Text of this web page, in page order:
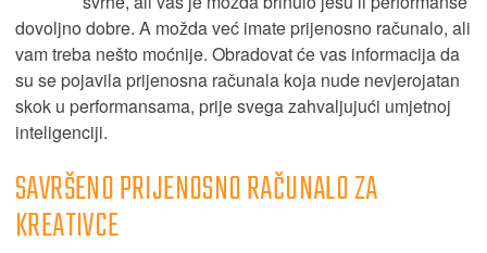
dovoljno dobre. A možda već imate prijenosno računalo, ali
vam treba nešto moćnije. Obradovat će vas informacija da
su se pojavila prijenosna računala koja nude nevjerojatan
skok u performansama, prije svega zahvaljujući umjetnoj
inteligenciji.
SAVRŠENO PRIJENOSNO RAČUNALO ZA
KREATIVCE